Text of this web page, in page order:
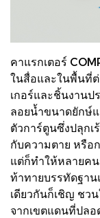
คาแรกเตอร์
ในสื่อและในพื้นที่
เกอร์และชิ้นงาน
ลอยน้ำขนาดยักษ์
ตัวการ์ตูนซึ่งปลุก
กับความตาย หรือ
แต่ก็ทําให้หลายคน
ท้าทายบรรทัดฐา
เดียวกันก็เชิญ ชว
จากเขตแดนที่ปล